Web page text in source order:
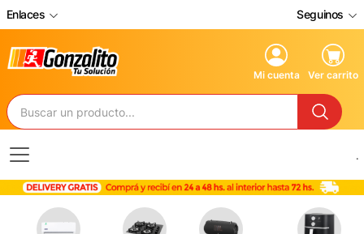
Enlaces Seguinos
Mi cuenta Ver carrito
.